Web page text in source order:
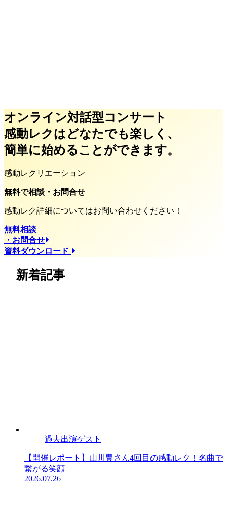
オンライン対話型コンサート
感動レクはどなたでも楽しく、
簡単に始めることができます。
感動レクリエーション
無料で相談・お問合せ
感動レク詳細についてはお問い合わせください！
無料相談
・お問合せ
資料ダウンロード
新着記事
過去出演ゲスト
【開催レポート】山川豊さん4回目の感動レク！名曲で
繋がる笑顔
2026.07.26